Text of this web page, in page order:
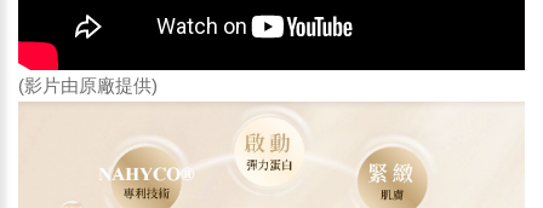
(影片由原廠提供)